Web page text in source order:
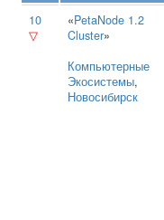
10
▽
«PetaNode 1.2
Cluster»
Компьютерные
Экосистемы,
Новосибирск